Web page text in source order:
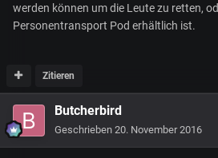
werden können um die Leute zu retten,
Personentransport Pod erhältlich ist.
Zitieren
Butcherbird
Geschrieben 20. November 2016